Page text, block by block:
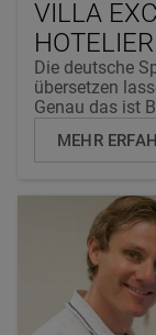
VILLA
Die deutsche
übersetzen
Genau das ist
MEHR